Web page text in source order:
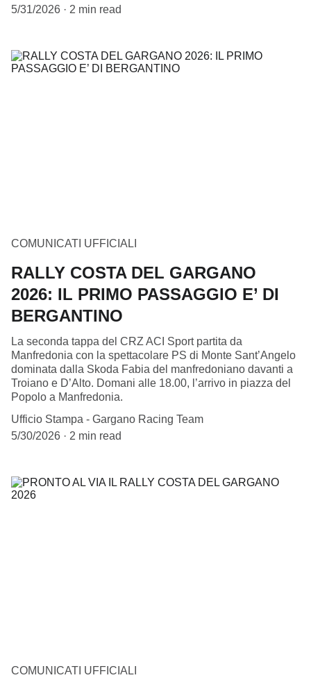
5/31/2026
2 min read
COMUNICATI UFFICIALI
RALLY COSTA DEL GARGANO
2026: IL PRIMO PASSAGGIO E’ DI
BERGANTINO
La seconda tappa del CRZ ACI Sport partita da
Manfredonia con la spettacolare PS di Monte Sant’Angelo
dominata dalla Skoda Fabia del manfredoniano davanti a
Troiano e D’Alto. Domani alle 18.00, l’arrivo in piazza del
Popolo a Manfredonia.
Ufficio Stampa - Gargano Racing Team
5/30/2026
2 min read
COMUNICATI UFFICIALI